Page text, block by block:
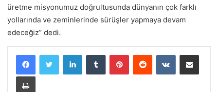
üretme misyonumuz doğrultusunda dünyanın çok farklı
yollarında ve zeminlerinde sürüşler yapmaya devam
edeceğiz” dedi.